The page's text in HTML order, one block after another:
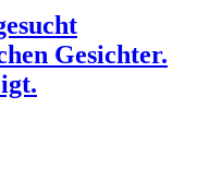
Gesichter.